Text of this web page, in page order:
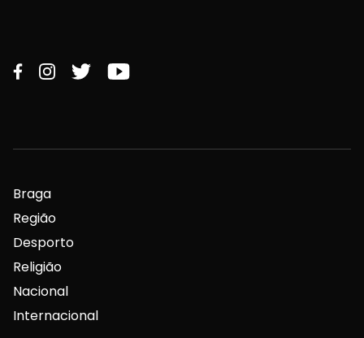
Braga
Região
Desporto
Religião
Nacional
Internacional